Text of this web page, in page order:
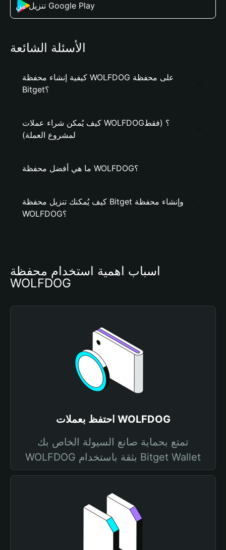
تنزيل من Google Play
الأسئلة الشائعة
كيفية إنشاء محفظة WOLFDOG على محفظة
Bitget؟
كيف يُمكن شراء عملات WOLFDOG؟ (فقط
لمشروع العملة)
ما هي أفضل محفظة WOLFDOG؟
كيف يُمكنك تنزيل محفظة Bitget وإنشاء محفظة
WOLFDOG؟
أسباب أهمية استخدام محفظة
WOLFDOG
احتفظ بعملات WOLFDOG
تمتع بحماية صانع السيولة الخاص بك
WOLFDOG بثقة باستخدام Bitget Wallet